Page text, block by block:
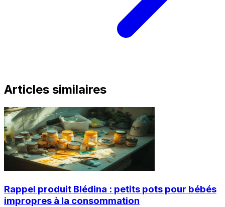
Articles similaires
Rappel produit Blédina : petits pots pour bébés
impropres à la consommation